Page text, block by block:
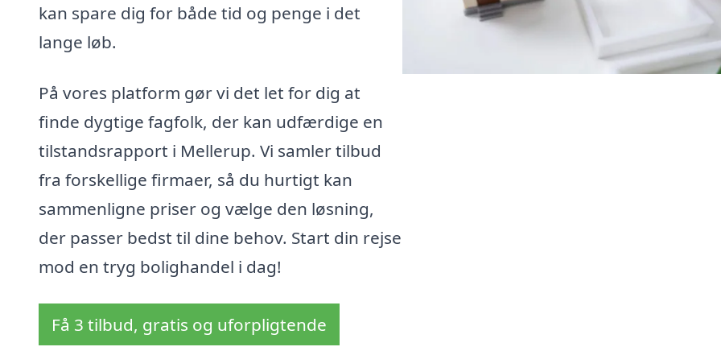
kan spare dig for både tid og penge i det
lange løb.
På vores platform gør vi det let for dig at
finde dygtige fagfolk, der kan udfærdige en
tilstandsrapport i Mellerup. Vi samler tilbud
fra forskellige firmaer, så du hurtigt kan
sammenligne priser og vælge den løsning,
der passer bedst til dine behov. Start din rejse
mod en tryg bolighandel i dag!
Få 3 tilbud, gratis og uforpligtende